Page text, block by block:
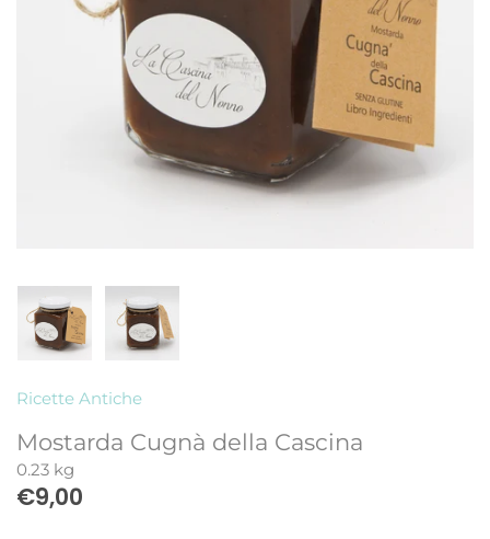
Ricette Antiche
Mostarda Cugnà della Cascina
0.23 kg
€9,00